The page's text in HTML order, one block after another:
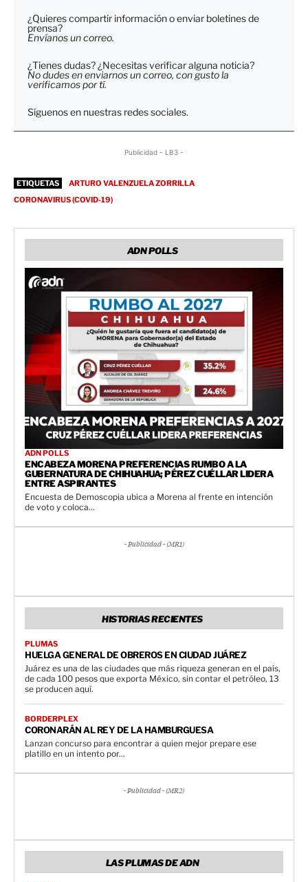
¿Quieres compartir información o enviar boletines de
prensa?
Envíanos un correo.
¿Tienes dudas? ¿Necesitas verificar alguna noticia?
No dudes en enviarnos un correo, con gusto la
verificamos por tí.
Síguenos en nuestras redes sociales.
Publicidad - LB3 -
ETIQUETAS
ARTURO VALENZUELA ZORRILLA
CORONAVIRUS (COVID-19)
ADN POLLS
ADN POLLS
ENCABEZA MORENA PREFERENCIAS RUMBO A LA
GUBERNATURA DE CHIHUAHUA; PÉREZ CUÉLLAR LIDERA
ENTRE ASPIRANTES
Encuesta de Demoscopia ubica a Morena al frente en intención
de voto y coloca...
- Publicidad - (MR1)
HISTORIAS RECIENTES
PLUMAS
HUELGA GENERAL DE OBREROS EN CIUDAD JUÁREZ
Juárez es una de las ciudades que más riqueza generan en el país,
de cada 100 pesos que exporta México, sin contar el petróleo, 13
se producen aquí.
BORDERPLEX
CORONARÁN AL REY DE LA HAMBURGUESA
Lanzan concurso para encontrar a quien mejor prepare ese
platillo en un intento por...
- Publicidad - (MR2)
LAS PLUMAS DE ADN